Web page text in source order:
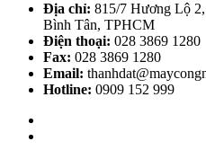
Địa chỉ: 815/7 Hương Lộ
Bình Tân, TPHCM
Điện thoại: 028 3869 1280
Fax: 028 3869 1280
Email:
Hotline: 0909 152 999